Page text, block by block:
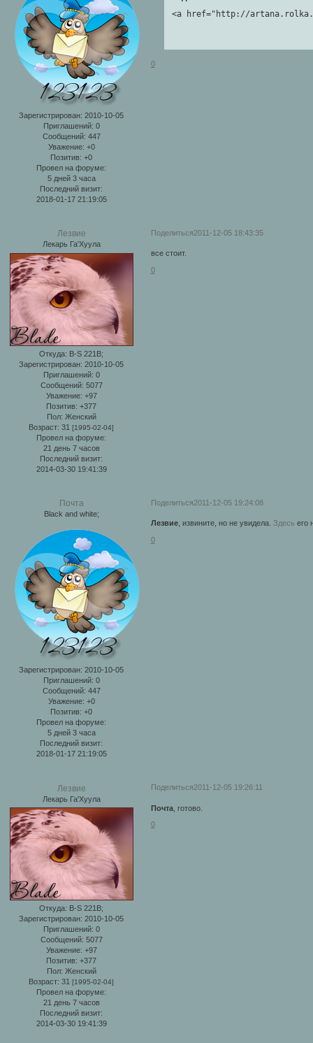
Зарегистрирован: 2010-10-05
Приглашений: 0
Сообщений: 447
Уважение: +0
Позитив: +0
Провел на форуме:
5 дней 3 часа
Последний визит:
2018-01-17 21:19:05
<a href="http://
0
Поделиться2011-12-05 18:43:35
Лезвие
Лекарь Га'Хуула
Откуда: B-S 221B;
Зарегистрирован: 2010-10-05
Приглашений: 0
Сообщений: 5077
Уважение: +97
Позитив: +377
Пол: Женский
Возраст: 31[1995-02-04]
Провел на форуме:
21 день 7 часов
Последний визит:
2014-03-30 19:41:39
все стоит.
0
Поделиться2011-12-05 19:24:08
Почта
Black and white;
Зарегистрирован: 2010-10-05
Приглашений: 0
Сообщений: 447
Уважение: +0
Позитив: +0
Провел на форуме:
5 дней 3 часа
Последний визит:
2018-01-17 21:19:05
Лезвие, извините, но не увидела. Здесь его
0
Поделиться2011-12-05 19:26:11
Лезвие
Лекарь Га'Хуула
Откуда: B-S 221B;
Зарегистрирован: 2010-10-05
Приглашений: 0
Сообщений: 5077
Уважение: +97
Позитив: +377
Пол: Женский
Возраст: 31[1995-02-04]
Провел на форуме:
21 день 7 часов
Последний визит:
2014-03-30 19:41:39
Почта, готово.
0